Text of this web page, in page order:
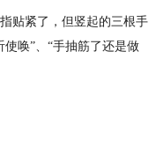
贴紧了，但竖起的三根手
唤”、“手抽筋了还是做